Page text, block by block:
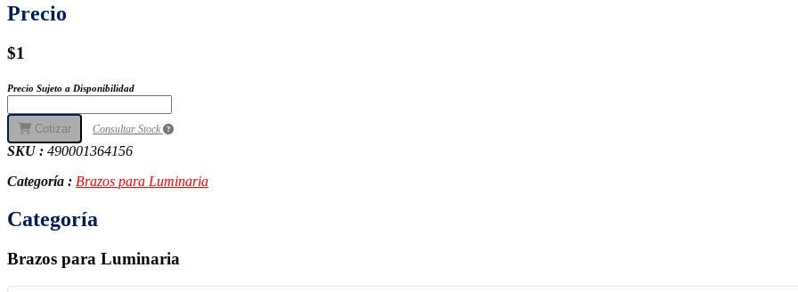
Precio
$1
Precio Sujeto a Disponibilidad
Cotizar Consultar Stock
SKU : 490001364156
Categoría : Brazos para Luminaria
Categoría
Brazos para Luminaria